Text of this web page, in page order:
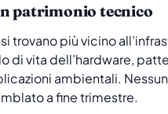
patrimonio tecnico
trovano più vicino
di vita dell’hardware,
ambientali.
a fine trimestre.